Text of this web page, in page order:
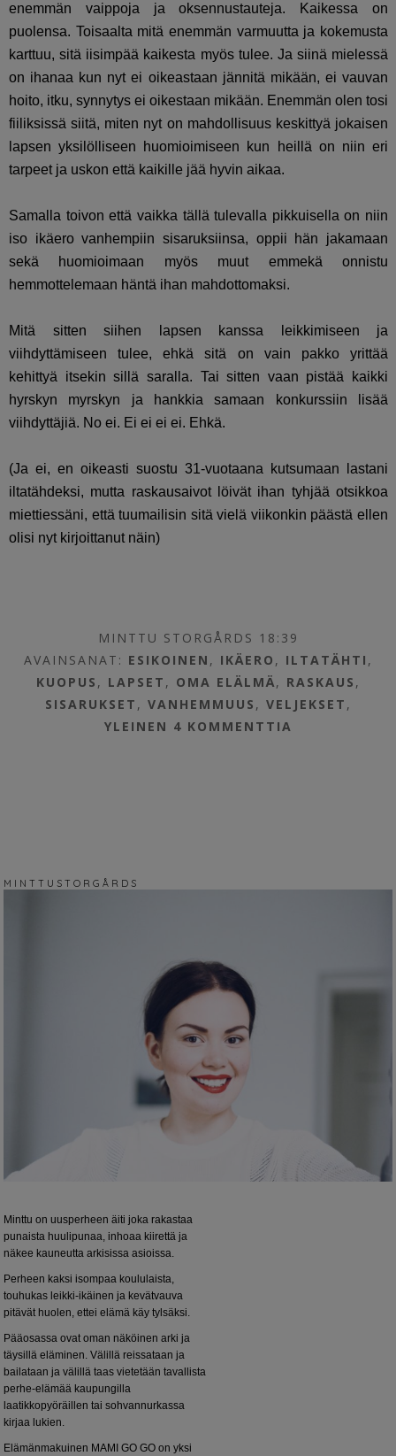
enemmän vaippoja ja oksennustauteja. Kaikessa on
puolensa. Toisaalta mitä enemmän varmuutta ja kokemusta
karttuu, sitä iisimpää kaikesta myös tulee. Ja siinä mielessä
on ihanaa kun nyt ei oikeastaan jännitä mikään, ei vauvan
hoito, itku, synnytys ei oikestaan mikään. Enemmän olen tosi
fiiliksissä siitä, miten nyt on mahdollisuus keskittyä jokaisen
lapsen yksilölliseen huomioimiseen kun heillä on niin eri
tarpeet ja uskon että kaikille jää hyvin aikaa.
Samalla toivon että vaikka tällä tulevalla pikkuisella on niin
iso ikäero vanhempiin sisaruksiinsa, oppii hän jakamaan
sekä huomioimaan myös muut emmekä onnistu
hemmottelemaan häntä ihan mahdottomaksi.
Mitä sitten siihen lapsen kanssa leikkimiseen ja
viihdyttämiseen tulee, ehkä sitä on vain pakko yrittää
kehittyä itsekin sillä saralla. Tai sitten vaan pistää kaikki
hyrskyn myrskyn ja hankkia samaan konkurssiin lisää
viihdyttäjiä. No ei. Ei ei ei ei. Ehkä.
(Ja ei, en oikeasti suostu 31-vuotaana kutsumaan lastani
iltatähdeksi, mutta raskausaivot löivät ihan tyhjää otsikkoa
miettiessäni, että tuumailisin sitä vielä viikonkin päästä ellen
olisi nyt kirjoittanut näin)
MINTTU STORGÅRDS 18:39
AVAINSANAT: ESIKOINEN , IKÄERO , ILTATÄHTI ,
KUOPUS , LAPSET , OMA ELÄLMÄ, RASKAUS ,
SISARUKSET ,VANHEMMUUS ,VELJEKSET ,
YLEINEN 4 KOMMENTTIA
M I N T T U S T O R G Å R D S
Minttu on uusperheen äiti joka rakastaa
punaista huulipunaa, inhoaa kiirettä ja
näkee kauneutta arkisissa asioissa.
Perheen kaksi isompaa koululaista,
touhukas leikki-ikäinen ja kevätvauva
pitävät huolen, ettei elämä käy tylsäksi.
Pääosassa ovat oman näköinen arki ja
täysillä eläminen. Välillä reissataan ja
bailataan ja välillä taas vietetään tavallista
perhe-elämää kaupungilla
laatikkopyöräillen tai sohvannurkassa
kirjaa lukien.
Elämänmakuinen MAMI GO GO on yksi